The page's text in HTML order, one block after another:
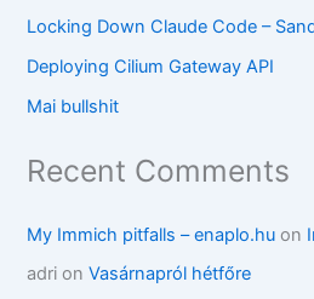
Locking Down Claude Code –
Deploying Cilium Gateway API
Mai bullshit
Recent Comments
My Immich pitfalls – enaplo.hu on
adri onVasárnapról hétfőre